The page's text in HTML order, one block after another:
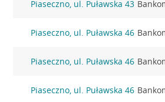
Piaseczno, ul. Puławska 43
Piaseczno, ul. Puławska 46
Piaseczno, ul. Puławska 46
Piaseczno, ul. Puławska 46